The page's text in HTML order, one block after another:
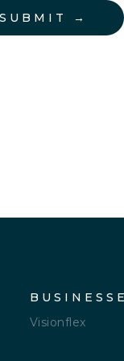
Visionflex